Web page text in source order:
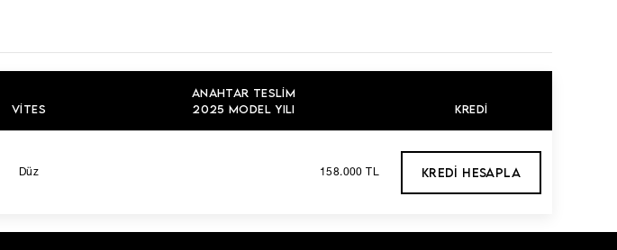
VITES
ANAHTAR TESLIM
2025 MODEL YILI
KREDI
Düz 158.000 TL KREDI HESAPLA